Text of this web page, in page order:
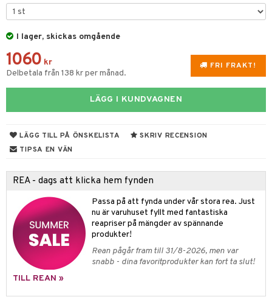
I lager, skickas omgående
FRI FRAKT!
1060 kr
Delbetala från 138 kr per månad.
LÄGG I KUNDVAGNEN
LÄGG TILL PÅ ÖNSKELISTA
SKRIV RECENSION
TIPSA EN VÄN
REA - dags att klicka hem fynden
Passa på att fynda under vår stora rea. Just
nu är varuhuset fyllt med fantastiska
reapriser på mängder av spännande
produkter!
Rean pågår fram till 31/8-2026, men var
snabb - dina favoritprodukter kan fort ta slut!
TILL REAN »
& Cocktailglas
& Cognacglas
Kastruller
Te & Espresso
Karaffer
och Brynen
& Grönsaksknivar
Muggar
/ Outdoor
Bakformar
& Täcken
& Örngott
& Täcken
& Örngott
insektsskydd
svar